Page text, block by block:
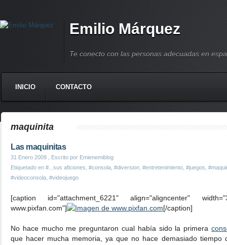
Emilio Márquez
Te conecto con las personas adecuadas en
INICIO CONTACTO
maquinita
Las maquinitas
31 Enero 2009 , Escrito por Emienemiblog
Etiquetado en #...sus aficiones #consola #diversion #entretenimiento #juegos
#videoconsola #videojuego
[caption id="attachment_6221" align="aligncenter"
www.pixfan.com"]
[/caption]
No hace mucho me preguntaron cual había sido la primera
que hacer mucha memoria, ya que no hace demasiado